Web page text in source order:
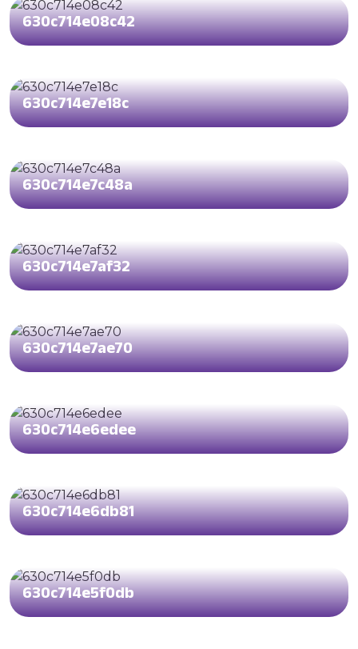
630c714e08c42
630c714e7e18c
630c714e7c48a
630c714e7af32
630c714e7ae70
630c714e6edee
630c714e6db81
630c714e5f0db